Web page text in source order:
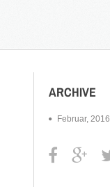
ARCHIVE
Februar, 2016